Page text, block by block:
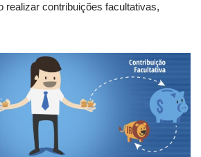
realizar contribuições facultativas,